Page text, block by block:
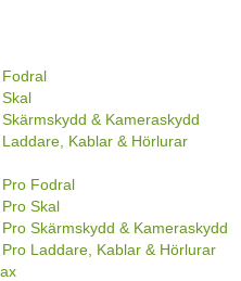
& Kameraskydd
Kablar & Hörlurar
Fodral
Skal
Skärmskydd & Kameraskydd
Laddare, Kablar & Hörlurar